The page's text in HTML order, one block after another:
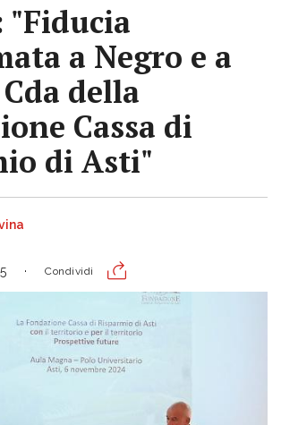
"Fiducia
a Negro e a
della
Cassa di
di Asti"
Condividi